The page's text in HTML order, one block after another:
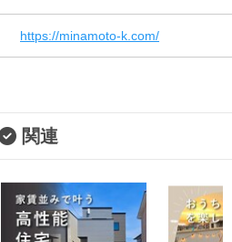
https://minamoto-k.com/
関連